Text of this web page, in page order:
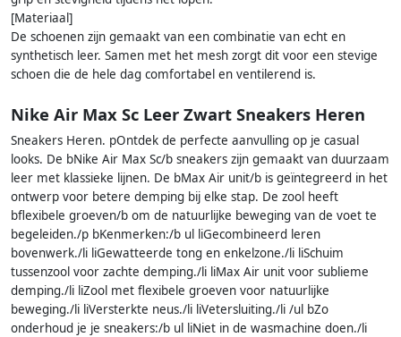
[Materiaal]
De schoenen zijn gemaakt van een combinatie van echt en
synthetisch leer. Samen met het mesh zorgt dit voor een stevige
schoen die de hele dag comfortabel en ventilerend is.
Nike Air Max Sc Leer Zwart Sneakers Heren
Sneakers Heren. pOntdek de perfecte aanvulling op je casual
looks. De bNike Air Max Sc/b sneakers zijn gemaakt van duurzaam
leer met klassieke lijnen. De bMax Air unit/b is geïntegreerd in het
ontwerp voor betere demping bij elke stap. De zool heeft
bflexibele groeven/b om de natuurlijke beweging van de voet te
begeleiden./p bKenmerken:/b ul liGecombineerd leren
bovenwerk./li liGewatteerde tong en enkelzone./li liSchuim
tussenzool voor zachte demping./li liMax Air unit voor sublieme
demping./li liZool met flexibele groeven voor natuurlijke
beweging./li liVersterkte neus./li liVetersluiting./li /ul bZo
onderhoud je je sneakers:/b ul liNiet in de wasmachine doen./li